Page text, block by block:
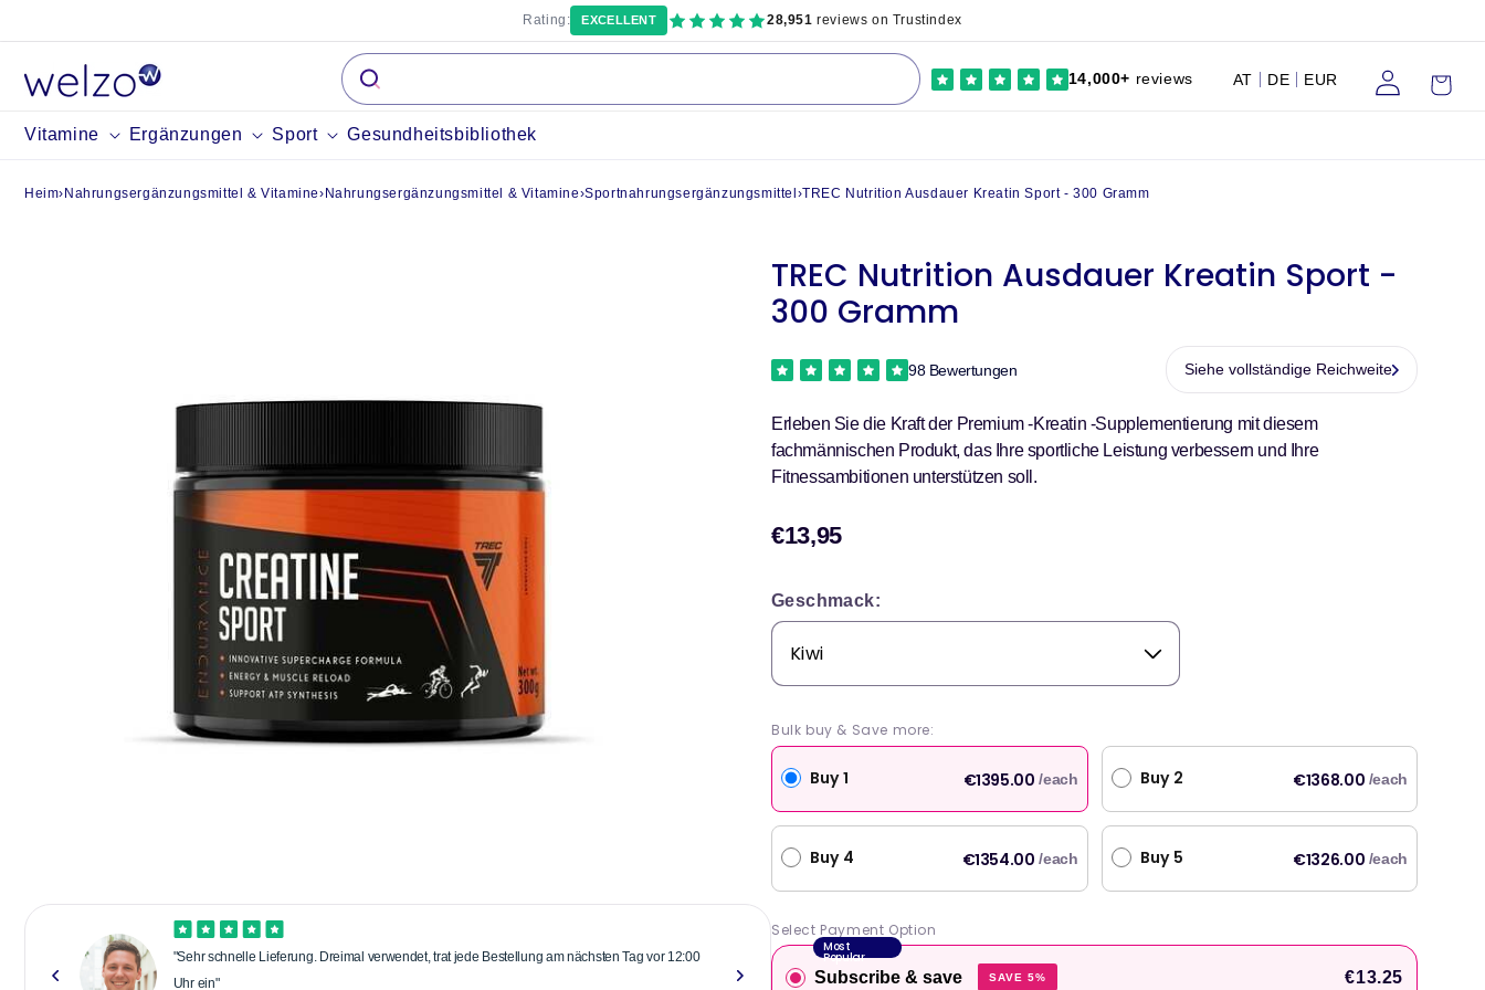
Vitamine Ergänzungen Sport Gesundheitsbibliothek
14,000+ reviews AT DE EUR EinloggenWagen
Rating: EXCELLENT 28,951 reviews on Trustindex
Heim› Nahrungsergänzungsmittel & Vitamine› Nahrungsergänzungsmittel & Vitamine›Sportnahrungsergänzungsmittel ›TREC Nutrition Ausdauer Kreatin Sport - 300 Gramm
"Sehr schnelle Lieferung. Dreimal verwendet, trat jede Bestellung am nächsten Tag vor 12:00
Uhr ein"
"Zuverlässige und Originalprodukte mit schneller Lieferung am nächsten Tag. Benutze Welzo seit
über einem Jahr."
TREC Nutrition Ausdauer Kreatin Sport -
300 Gramm
98 Bewertungen Siehe vollständige Reichweite
Erleben Sie die Kraft der Premium -Kreatin -Supplementierung mit diesem
fachmännischen Produkt, das Ihre sportliche Leistung verbessern und Ihre
Fitnessambitionen unterstützen soll.
Geschmack:
€13,95Verkaufspreis
Bulk buy & Save more:
Buy 1 €1395.00 /each Buy 2 €1368.00 /each
Buy 4 €1354.00 /each Buy 5 €1326.00 /each
Select Payment Option
Most
Popular
Subscribe & save SAVE 5% €13.25